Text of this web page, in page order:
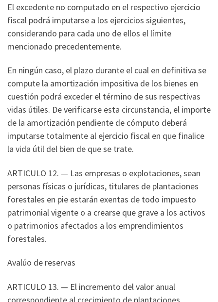
El excedente no computado en el respectivo ejercicio
fiscal podrá imputarse a los ejercicios siguientes,
considerando para cada uno de ellos el límite
mencionado precedentemente.
En ningún caso, el plazo durante el cual en definitiva se
compute la amortización impositiva de los bienes en
cuestión podrá exceder el término de sus respectivas
vidas útiles. De verificarse esta circunstancia, el importe
de la amortización pendiente de cómputo deberá
imputarse totalmente al ejercicio fiscal en que finalice
la vida útil del bien de que se trate.
ARTICULO 12. — Las empresas o explotaciones, sean
personas físicas o jurídicas, titulares de plantaciones
forestales en pie estarán exentas de todo impuesto
patrimonial vigente o a crearse que grave a los activos
o patrimonios afectados a los emprendimientos
forestales.
Avalúo de reservas
ARTICULO 13. — El incremento del valor anual